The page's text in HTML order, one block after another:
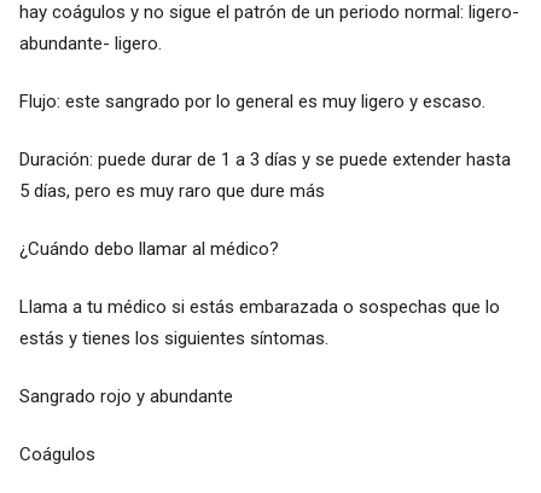
hay coágulos y no sigue el patrón de un periodo normal: ligero-
abundante- ligero.
Flujo: este sangrado por lo general es muy ligero y escaso.
Duración: puede durar de 1 a 3 días y se puede extender hasta
5 días, pero es muy raro que dure más
¿Cuándo debo llamar al médico?
Llama a tu médico si estás embarazada o sospechas que lo
estás y tienes los siguientes síntomas.
Sangrado rojo y abundante
Coágulos